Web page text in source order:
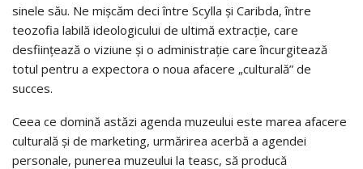
sinele său. Ne mişcăm deci între Scylla şi Caribda, între
teozofia labilă ideologicului de ultimă extracţie, care
desfiinţează o viziune şi o administraţie care încurgitează
totul pentru a expectora o noua afacere „culturală” de
succes.
Ceea ce domină astăzi agenda muzeului este marea afacere
culturală şi de marketing, urmărirea acerbă a agendei
personale, punerea muzeului la teasc, să producă